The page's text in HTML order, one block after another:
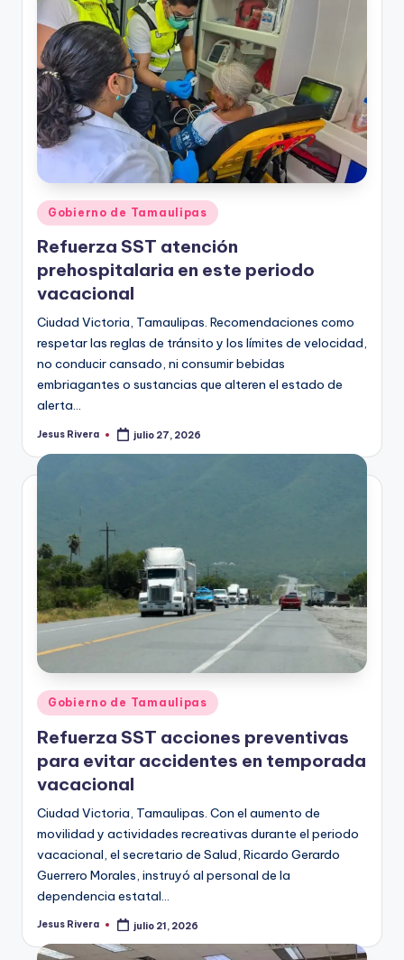
Publicado
en
Gobierno de Tamaulipas
Refuerza SST atención
prehospitalaria en este periodo
vacacional
Ciudad Victoria, Tamaulipas. Recomendaciones como
respetar las reglas de tránsito y los límites de velocidad,
no conducir cansado, ni consumir bebidas
embriagantes o sustancias que alteren el estado de
alerta…
Publicado
Jesus Rivera julio 27, 2026
Publicado
en
Gobierno de Tamaulipas
Refuerza SST acciones preventivas
para evitar accidentes en temporada
vacacional
Ciudad Victoria, Tamaulipas. Con el aumento de
movilidad y actividades recreativas durante el periodo
vacacional, el secretario de Salud, Ricardo Gerardo
Guerrero Morales, instruyó al personal de la
dependencia estatal…
Publicado
Jesus Rivera julio 21, 2026